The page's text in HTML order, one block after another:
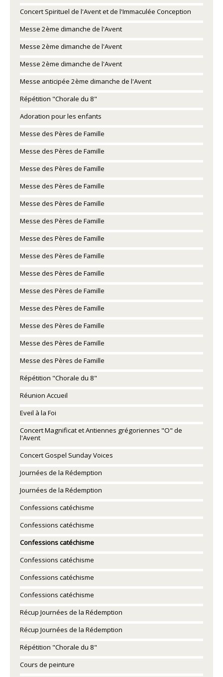
Concert Spirituel de l'Avent et de l'Immaculée Conception
Messe 2ème dimanche de l'Avent
Messe 2ème dimanche de l'Avent
Messe 2ème dimanche de l'Avent
Messe anticipée 2ème dimanche de l'Avent
Répétition "Chorale du 8"
Adoration pour les enfants
Messe des Pères de Famille
Messe des Pères de Famille
Messe des Pères de Famille
Messe des Pères de Famille
Messe des Pères de Famille
Messe des Pères de Famille
Messe des Pères de Famille
Messe des Pères de Famille
Messe des Pères de Famille
Messe des Pères de Famille
Messe des Pères de Famille
Messe des Pères de Famille
Messe des Pères de Famille
Messe des Pères de Famille
Répétition "Chorale du 8"
Réunion Accueil
Eveil à la Foi
Concert Magnificat et Antiennes grégoriennes "O" de
l'Avent
Concert Gospel Sunday Voices
Journées de la Rédemption
Journées de la Rédemption
Confessions catéchisme
Confessions catéchisme
Confessions catéchisme
Confessions catéchisme
Confessions catéchisme
Confessions catéchisme
Récup Journées de la Rédemption
Récup Journées de la Rédemption
Répétition "Chorale du 8"
Cours de peinture